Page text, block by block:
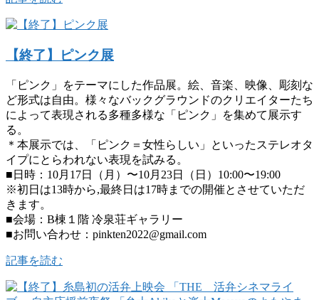
【終了】ピンク展
「ピンク」をテーマにした作品展。絵、音楽、映像、彫刻な
ど形式は自由。様々なバックグラウンドのクリエイターたち
によって表現される多種多様な「ピンク」を集めて展示す
る。
＊本展示では、「ピンク＝女性らしい」といったステレオタ
イプにとらわれない表現を試みる。
■日時：10月17日（月）〜10月23日（日）10:00〜19:00
※初日は13時から,最終日は17時までの開催とさせていただ
きます。
■会場：B棟１階 冷泉荘ギャラリー
■お問い合わせ：pinkten2022@gmail.com
記事を読む